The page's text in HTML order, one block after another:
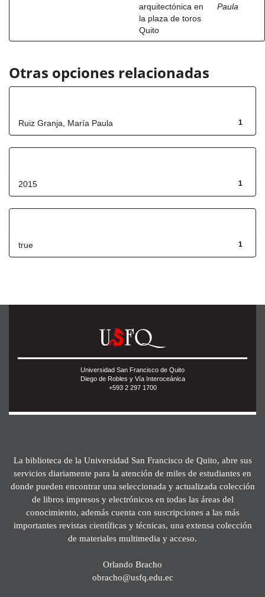
arquitectónica en
la plaza de toros
Quito
Paula
Otras opciones relacionadas
1
Ruiz Granja, María Paula
1
2015
1
true
Universidad San Francisco de Quito
Diego de Robles y Vía Interoceánica
+593 2 297 1700
La biblioteca de la Universidad San Francisco de Quito, abre sus
servicios diariamente para la atención de miles de estudiantes en
donde pueden encontrar una seleccionada y actualizada colección
de libros impresos y electrónicos en todas las áreas del
conocimiento, además cuenta con suscripciones a las más
importantes revistas científicas y técnicas, una extensa colección
de materiales multimedia y acceso.
Orlando Bracho
obracho@usfq.edu.ec